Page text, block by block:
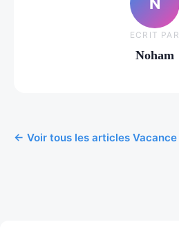
ECRIT PAR
Noham
← Voir tous les articles Vacance